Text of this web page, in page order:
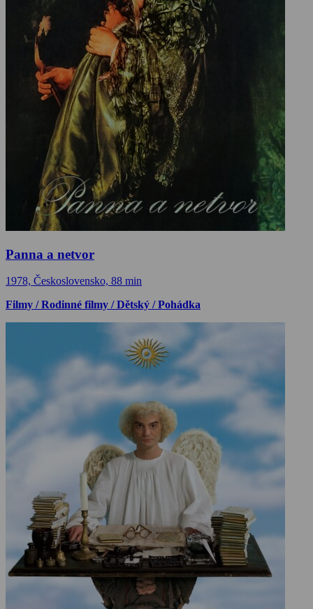
Panna a netvor
1978, Československo, 88 min
Filmy / Rodinné filmy / Dětský / Pohádka